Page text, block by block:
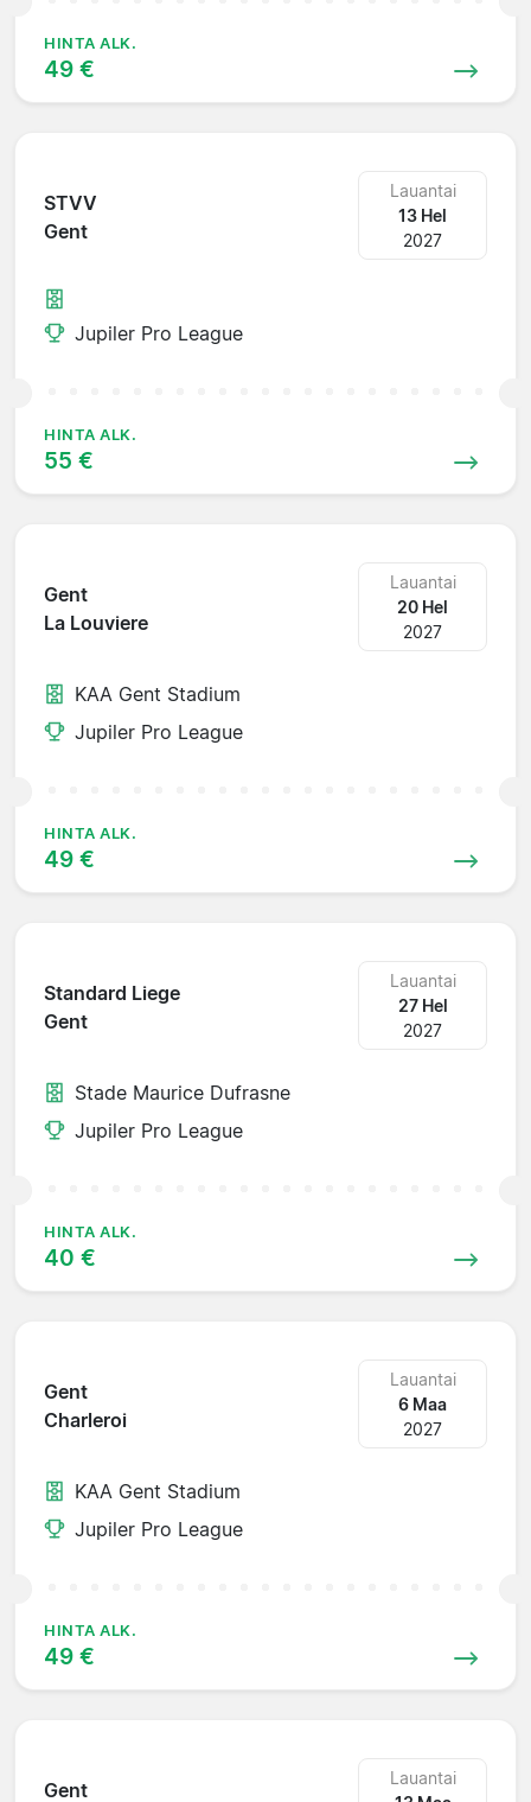
HINTA ALK.
49 €
STVV
Gent
Lauantai
13 Hel
2027
Jupiler Pro League
HINTA ALK.
55 €
Gent
La Louviere
Lauantai
20 Hel
2027
KAA Gent Stadium
Jupiler Pro League
HINTA ALK.
49 €
Standard Liege
Gent
Lauantai
27 Hel
2027
Stade Maurice Dufrasne
Jupiler Pro League
HINTA ALK.
40 €
Gent
Charleroi
Lauantai
6 Maa
2027
KAA Gent Stadium
Jupiler Pro League
HINTA ALK.
49 €
Gent
Lauantai